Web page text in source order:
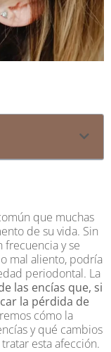
que muchas
de su vida. Sin
frecuencia y se
mal aliento, podría
periodontal. La
las encías que, si
la pérdida de
cómo la
y qué cambios
esta afección.